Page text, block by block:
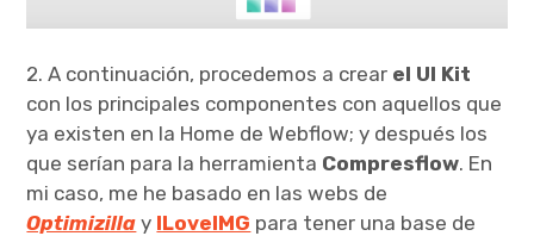
2. A continuación, procedemos a crear el UI Kit
con los principales componentes con aquellos que
ya existen en la Home de Webflow; y después los
que serían para la herramienta Compresflow. En
mi caso, me he basado en las webs de
Optimizilla y ILoveIMG para tener una base de